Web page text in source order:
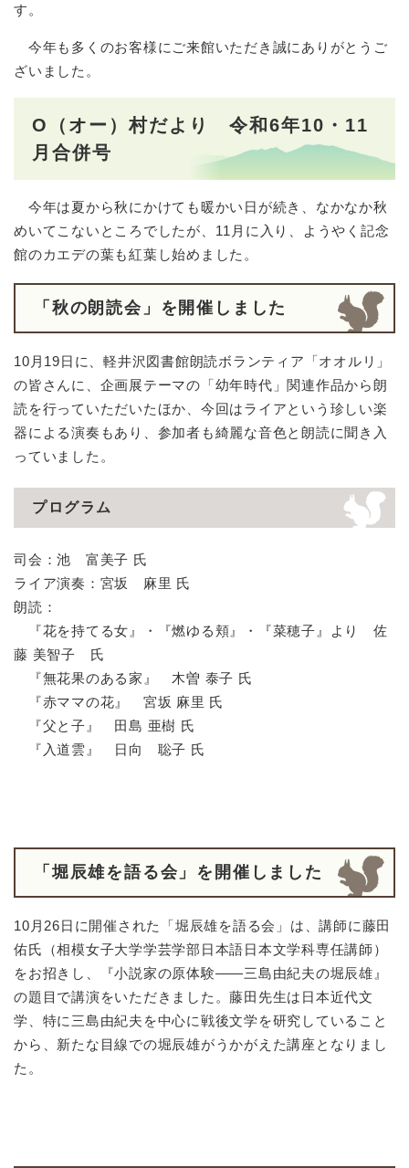
す。
今年も多くのお客様にご来館いただき誠にありがとうご
ざいました。
O（オー）村だより 令和6年10・11
月合併号
今年は夏から秋にかけても暖かい日が続き、なかなか秋
めいてこないところでしたが、11月に入り、ようやく記念
館のカエデの葉も紅葉し始めました。
「秋の朗読会」を開催しました
10月19日に、軽井沢図書館朗読ボランティア「オオルリ」
の皆さんに、企画展テーマの「幼年時代」関連作品から朗
読を行っていただいたほか、今回はライアという珍しい楽
器による演奏もあり、参加者も綺麗な音色と朗読に聞き入
っていました。
プログラム
司会：池 富美子 氏
ライア演奏：宮坂 麻里 氏
朗読：
『花を持てる女』・『燃ゆる頬』・『菜穂子』より 佐
藤 美智子 氏
『無花果のある家』 木曽 泰子 氏
『赤ママの花』 宮坂 麻里 氏
『父と子』 田島 亜樹 氏
『入道雲』 日向 聡子 氏
「堀辰雄を語る会」を開催しました
10月26日に開催された「堀辰雄を語る会」は、講師に藤田
佑氏（相模女子大学学芸学部日本語日本文学科専任講師）
をお招きし、『小説家の原体験――三島由紀夫の堀辰雄』
の題目で講演をいただきました。藤田先生は日本近代文
学、特に三島由紀夫を中心に戦後文学を研究していること
から、新たな目線での堀辰雄がうかがえた講座となりまし
た。